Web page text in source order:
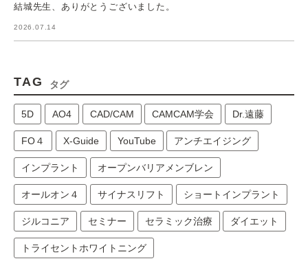
結城先生、ありがとうございました。
2026.07.14
TAG タグ
5D AO4 CAD/CAM CAMCAM学会 Dr.遠藤
FO４ X-Guide YouTube アンチエイジング
インプラント オープンバリアメンブレン
オールオン４ サイナスリフト ショートインプラント
ジルコニア セミナー セラミック治療 ダイエット
トライセントホワイトニング